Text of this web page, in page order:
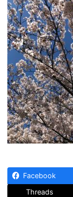
Facebook
Threads